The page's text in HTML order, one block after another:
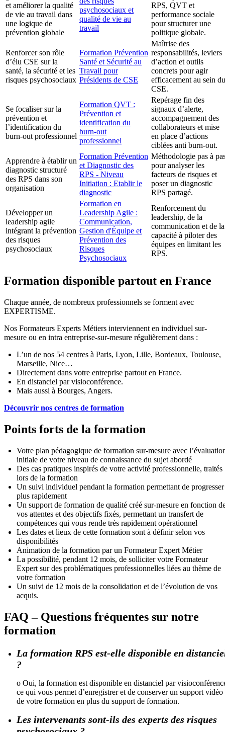
et améliorer la qualité
de vie au travail dans
une logique de
prévention globale
psychosociaux et
qualité de vie au
travail
RPS, QVT et
performance sociale
pour structurer une
politique globale.
Renforcer son rôle
d’élu CSE sur la
santé, la sécurité et les
risques psychosociaux
Formation Prévention
Santé et Sécurité au
Travail pour
Présidents de CSE
Maîtrise des
responsabilités, leviers
d’action et outils
concrets pour agir
efficacement au sein du
CSE.
Se focaliser sur la
prévention et
l’identification du
burn-out professionnel
Formation QVT :
Prévention et
identification du
burn-out
professionnel
Repérage fin des
signaux d’alerte,
accompagnement des
collaborateurs et mise
en place d’actions
ciblées anti burn-out.
Apprendre à établir un
diagnostic structuré
des RPS dans son
organisation
Formation Prévention
et Diagnostic des
RPS - Niveau
Initiation : Etablir le
diagnostic
Méthodologie pas à
pour analyser les
facteurs de risques et
poser un diagnostic
RPS partagé.
Développer un
leadership agile
intégrant la prévention
des risques
psychosociaux
Formation en
Leadership Agile :
Communication,
Gestion d'Équipe et
Prévention des
Risques
Psychosociaux
Renforcement du
leadership, de la
communication et de la
capacité à piloter des
équipes en limitant les
RPS.
Formation disponible partout en France
Chaque année, de nombreux professionnels se forment avec
EXPERTISME.
Nos Formateurs Experts Métiers interviennent en individuel sur-
mesure ou en intra entreprise-sur-mesure régulièrement dans :
L’un de nos 54 centres à Paris, Lyon, Lille, Bordeaux, Toulouse,
Marseille, Nice…
Directement dans votre entreprise partout en France.
En distanciel par visioconférence.
Mais aussi à Bourges, Angers.
Découvrir nos centres de formation
Points forts de la formation
Votre plan pédagogique de formation sur-mesure avec
initiale de votre niveau de connaissance du sujet abordé
Des cas pratiques inspirés de votre activité professionnelle, traités
lors de la formation
Un suivi individuel pendant la formation permettant de progresser
plus rapidement
Un support de formation de qualité créé sur-mesure en fonction
vos attentes et des objectifs fixés, permettant un transfert de
compétences qui vous rende très rapidement opérationnel
Les dates et lieux de cette formation sont à définir selon vos
disponibilités
Animation de la formation par un Formateur Expert Métier
La possibilité, pendant 12 mois, de solliciter votre Formateur
Expert sur des problématiques professionnelles liées au thème de
votre formation
Un suivi de 12 mois de la consolidation et de l’évolution de vos
acquis.
FAQ – Questions fréquentes sur notre
formation
La formation RPS est-elle disponible en
?
o Oui, la formation est disponible en distanciel par
ce qui vous permet d’enregistrer et de conserver un support vidéo
de votre formation en plus du support de formation.
Les intervenants sont-ils des experts des risques